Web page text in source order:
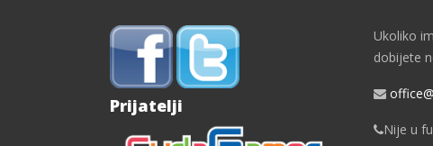
Prijatelji
Ukoliko
dobijete
Nije u